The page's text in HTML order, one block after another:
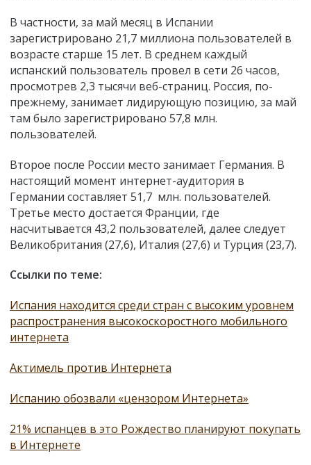
В частности, за май месяц в Испании
зарегистрировано 21,7 миллиона пользователей в
возрасте старше 15 лет. В среднем каждый
испанский пользователь провел в сети 26 часов,
просмотрев 2,3 тысячи веб-страниц. Россия, по-
прежнему, занимает лидирующую позицию, за май
там было зарегистрировано 57,8 млн.
пользователей.
Второе после России место занимает Германия. В
настоящий момент интернет-аудитория в
Германии составляет 51,7 млн. пользователей.
Третье место достается Франции, где
насчитывается 43,2 пользователей, далее следует
Великобритания (27,6), Италия (27,6) и Турция (23,7).
Ссылки по теме:
Испания находится среди стран с высоким уровнем
распространения высокоскоростного мобильного
интернета
Актимель против Интернета
Испанию обозвали «цензором Интернета»
21% испанцев в это Рождество планируют покупать
в Интернете